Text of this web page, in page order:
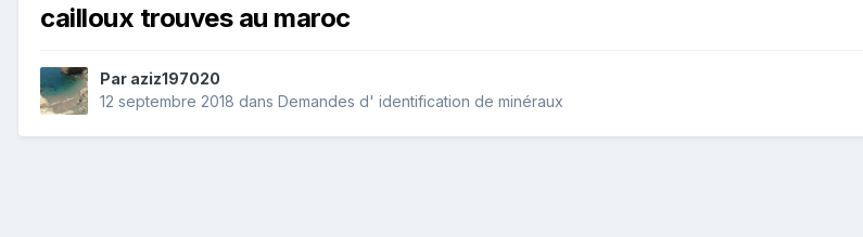
cailloux trouves au maroc
Par aziz197020
12 septembre 2018 dans Demandes d' identification de minéraux